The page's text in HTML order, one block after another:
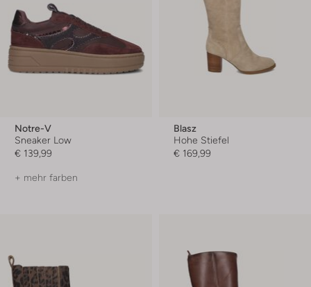
Notre-V
Sneaker Low
€ 139,99
+ mehr farben
Blasz
Hohe Stiefel
€ 169,99